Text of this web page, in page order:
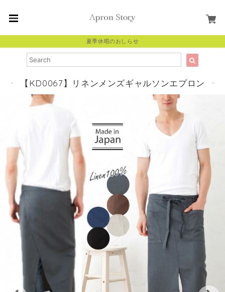
夏季休暇のおしらせ
【KD0067】リネンメンズギャルソンエプロン